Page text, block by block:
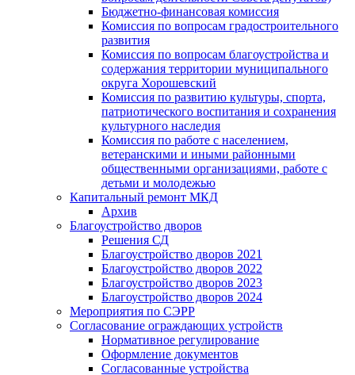
Бюджетно-финансовая комиссия
Комиссия по вопросам градостроительного
развития
Комиссия по вопросам благоустройства и
содержания территории муниципального
округа Хорошевский
Комиссия по развитию культуры, спорта,
патриотического воспитания и сохранения
культурного наследия
Комиссия по работе с населением,
ветеранскими и иными районными
общественными организациями, работе с
детьми и молодежью
Капитальный ремонт МКД
Архив
Благоустройство дворов
Решения СД
Благоустройство дворов 2021
Благоустройство дворов 2022
Благоустройство дворов 2023
Благоустройство дворов 2024
Мероприятия по СЭРР
Согласование ограждающих устройств
Нормативное регулирование
Оформление документов
Согласованные устройства